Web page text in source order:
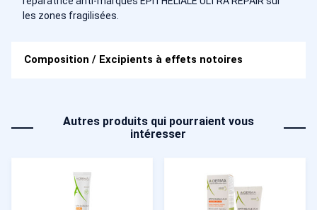
les zones fragilisées.
Composition / Excipients à effets notoires
Autres produits qui pourraient vous
intéresser